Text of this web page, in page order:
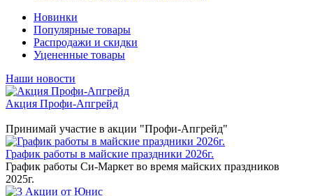
Новинки
Популярные товары
Распродажи и скидки
Уцененные товары
Наши новости
Акция Профи-Апгрейд
Принимай участие в акции "Профи-Апгрейд"
График работы в майские праздники 2026г.
График работы Си-Маркет во время майских праздников
2025г.